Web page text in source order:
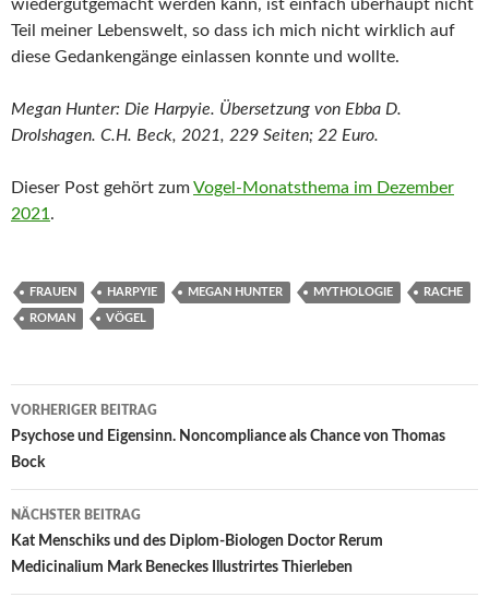
wiedergutgemacht werden kann, ist einfach überhaupt nicht
Teil meiner Lebenswelt, so dass ich mich nicht wirklich auf
diese Gedankengänge einlassen konnte und wollte.
Megan Hunter: Die Harpyie. Übersetzung von Ebba D.
Drolshagen. C.H. Beck, 2021, 229 Seiten; 22 Euro.
Dieser Post gehört zumVogel-Monatsthema im Dezember
2021 .
FRAUEN HARPYIE MEGAN HUNTER MYTHOLOGIE RACHE
ROMAN VÖGEL
Beitragsnavigation
VORHERIGER BEITRAG
Psychose und Eigensinn. Noncompliance als Chance von Thomas
Bock
NÄCHSTER BEITRAG
Kat Menschiks und des Diplom-Biologen Doctor Rerum
Medicinalium Mark Beneckes Illustrirtes Thierleben